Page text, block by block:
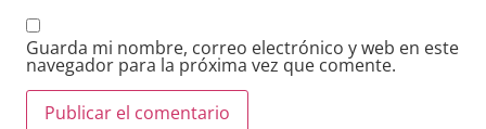
Guarda mi nombre, correo electrónico y web en este
navegador para la próxima vez que comente.